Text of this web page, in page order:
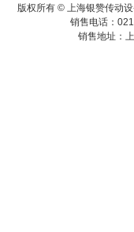
版权所有 © 上海银赞传动
销售电话：
销售地址：